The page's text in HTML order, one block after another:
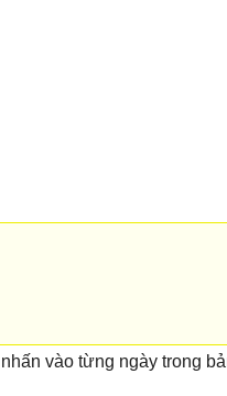
vào từng ngày trong